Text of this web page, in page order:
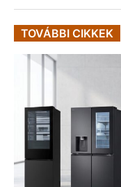
TOVÁBBI CIKKEK